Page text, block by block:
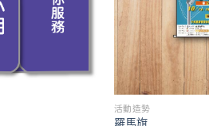
活動造勢
羅馬旗